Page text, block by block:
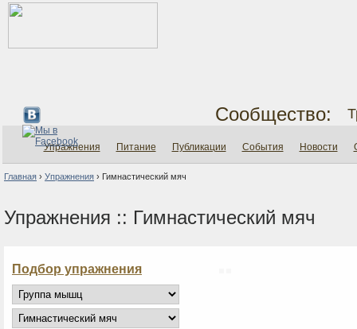
Сообщество:
Упражнения Питание Публикации События Новости
Главная › Упражнения › Гимнастический мяч
Упражнения :: Гимнастический мяч
Подбор упражнения